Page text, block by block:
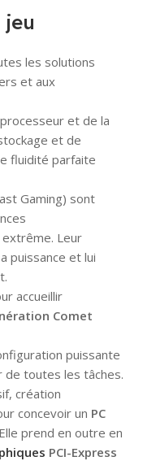
jeu
les solutions
et aux
et de la
et de
fluidité parfaite
Gaming) sont
Leur
puissance et lui
accueillir
Comet
puissante
de toutes les tâches.
création
concevoir un PC
prend en outre en
PCI-Express